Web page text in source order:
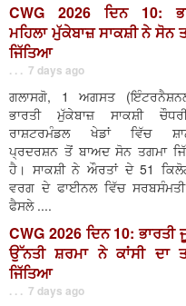
CWG 2026 ਦਿਨ 10:
ਮਹਿਲਾ ਮੁੱਕੇਬਾਜ਼ ਸਾਕਸ਼ੀ ਨੇ ਸੋਨ
ਜਿੱਤਿਆ
. . . 7 days ago
ਗਲਾਸਗੋ, 1 ਅਗਸਤ
ਭਾਰਤੀ ਮੁੱਕੇਬਾਜ਼ ਸਾਕਸ਼ੀ
ਰਾਸ਼ਟਰਮੰਡਲ ਖੇਡਾਂ ਵਿੱਚ
ਪ੍ਰਦਰਸ਼ਨ ਤੋਂ ਬਾਅਦ ਸੋਨ ਤਗਮਾ
ਹੈ। ਸਾਕਸ਼ੀ ਨੇ ਔਰਤਾਂ ਦੇ 51
ਵਰਗ ਦੇ ਫਾਈਨਲ ਵਿੱਚ
ਫੈਸਲੇ ....
CWG 2026 ਦਿਨ 10: ਭਾਰਤੀ
ਉੱਨਤੀ ਸ਼ਰਮਾ ਨੇ ਕਾਂਸੀ ਦਾ
ਜਿੱਤਿਆ
. . . 7 days ago